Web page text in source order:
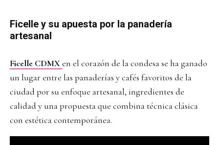
Ficelle y su apuesta por la panadería
artesanal
Ficelle CDMXen el corazón de la condesa se ha ganado
un lugar entre las panaderías y cafés favoritos de la
ciudad por su enfoque artesanal, ingredientes de
calidad y una propuesta que combina técnica clásica
con estética contemporánea.